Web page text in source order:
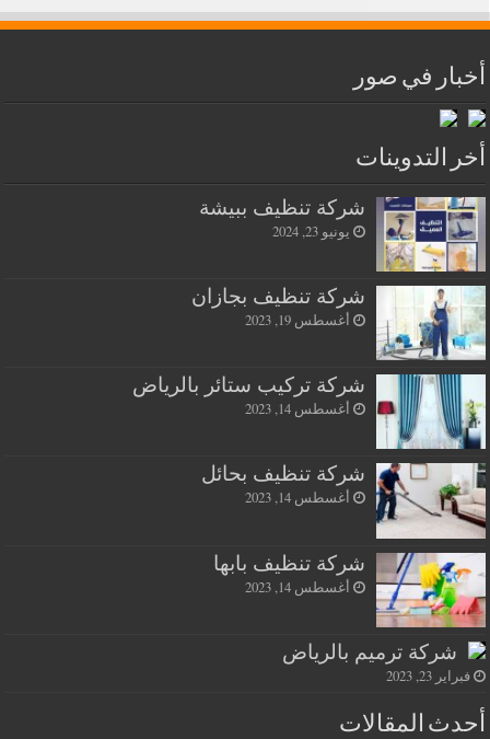
أخبار في صور
أخر التدوينات
شركة تنظيف ببيشة
يونيو 23, 2024
شركة تنظيف بجازان
أغسطس 19, 2023
شركة تركيب ستائر بالرياض
أغسطس 14, 2023
شركة تنظيف بحائل
أغسطس 14, 2023
شركة تنظيف بابها
أغسطس 14, 2023
شركة ترميم بالرياض
فبراير 23, 2023
أحدث المقالات